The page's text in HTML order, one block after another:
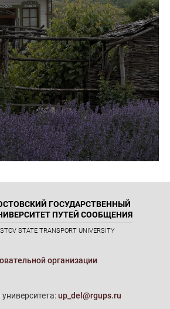
ГОСУДАРСТВЕННЫЙ
ПУТЕЙ СООБЩЕНИЯ
STATE TRANSPORT UNIVERSITY
организации
up_del@rgups.ru